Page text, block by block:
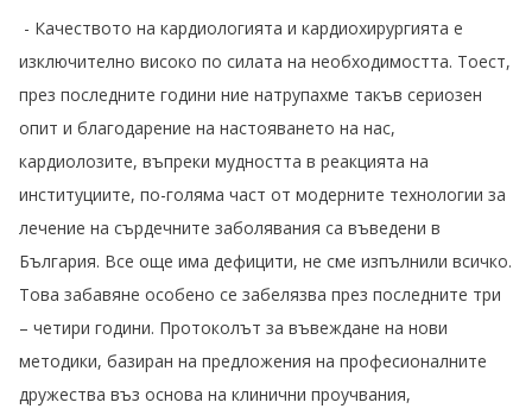
- Качеството на кардиологията и кардиохирургията е
изключително високо по силата на необходимостта. Тоест,
през последните години ние натрупахме такъв сериозен
опит и благодарение на настояването на нас,
кардиолозите, въпреки мудността в реакцията на
институциите, по-голяма част от модерните технологии за
лечение на сърдечните заболявания са въведени в
България. Все още има дефицити, не сме изпълнили всичко.
Това забавяне особено се забелязва през последните три
– четири години. Протоколът за въвеждане на нови
методики, базиран на предложения на професионалните
дружества въз основа на клинични проучвания,